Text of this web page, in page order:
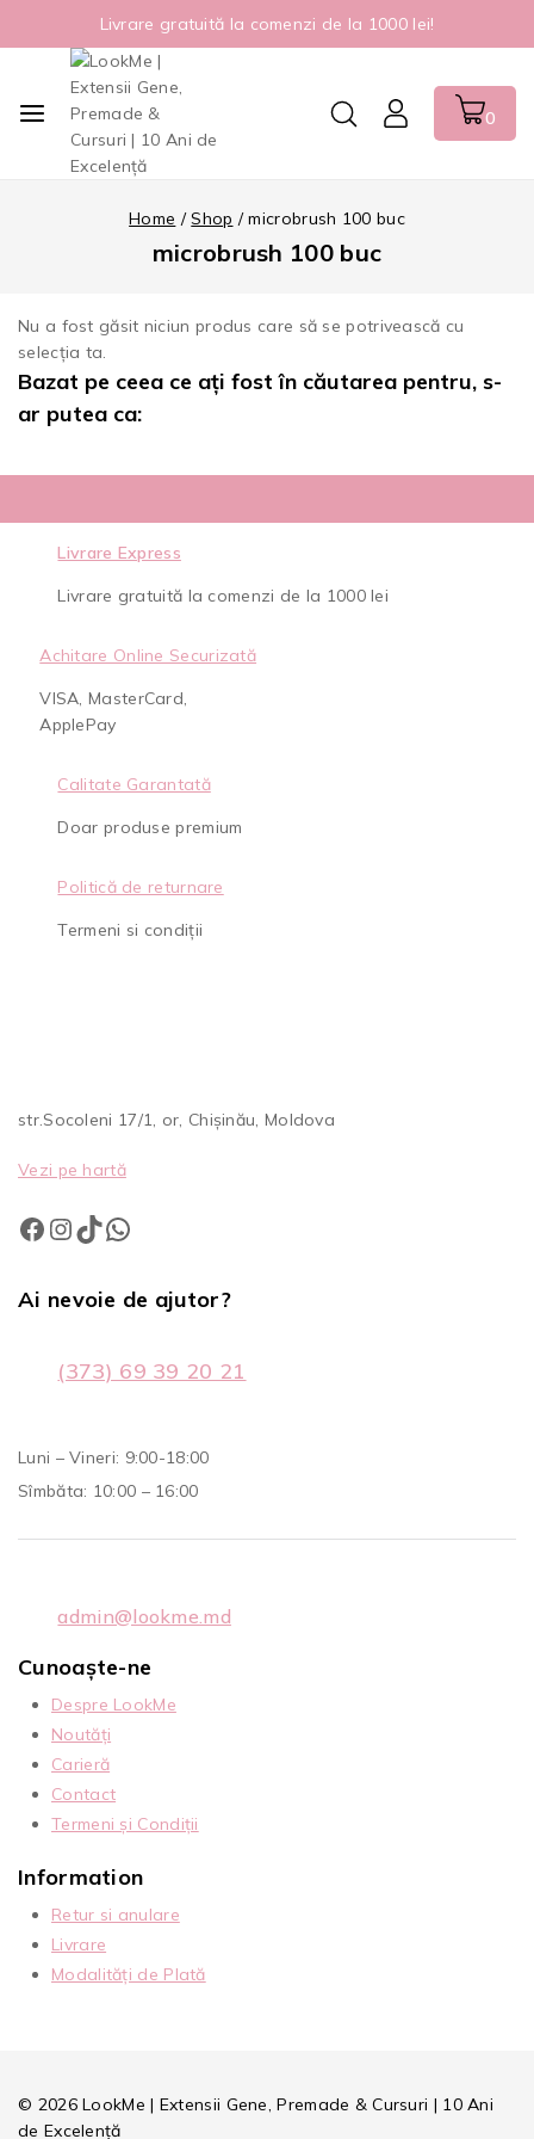
Livrare gratuită la comenzi de la 1000 lei!
0
Home / Shop / microbrush 100 buc
microbrush 100 buc
Nu a fost găsit niciun produs care să se potrivească cu
selecția ta.
Bazat pe ceea ce ați fost în căutarea pentru, s-
ar putea ca:
Livrare Express
Livrare gratuită la comenzi de la 1000 lei
Achitare Online Securizată
VISA, MasterCard,
ApplePay
Calitate Garantată
Doar produse premium
Politică de returnare
Termeni si condiții
str.Socoleni 17/1, or, Chișinău, Moldova
Vezi pe hartă
Ai nevoie de ajutor?
(373) 69 39 20 21
Luni – Vineri: 9:00-18:00
Sîmbăta: 10:00 – 16:00
admin@lookme.md
Cunoaște-ne
Despre LookMe
Noutăți
Carieră
Contact
Termeni și Condiții
Information
Retur si anulare
Livrare
Modalități de Plată
© 2026 LookMe | Extensii Gene, Premade & Cursuri | 10 Ani
de Excelență